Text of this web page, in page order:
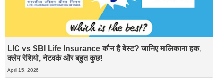
LIC vs SBI Life Insurance कौन है बेस्ट? जानिए मालिकाना हक,
क्लेम रेशियो, नेटवर्क और बहुत कुछ!
April 15, 2026